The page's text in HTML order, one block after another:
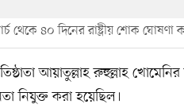
থেকে ৪০ দিনের রাষ্ট্রীয় শোক ঘোষণা
আয়াতুল্লাহ রুহুল্লাহ
নিযুক্ত করা হয়েছিল।